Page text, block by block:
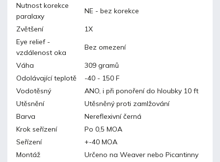
Nutnost korekce
paralaxy
NE - bez korekce
Zvětšení
1X
Eye relief -
vzdálenost oka
Bez omezení
Váha
309 gramů
Odolávající teplotě
-40 - 150 F
Vodotěsný
ANO, i při ponoření do hloubky 10 ft
Utěsnění
Utěsněný proti zamlžování
Barva
Nereflexivní černá
Krok seřízení
Po 0,5 MOA
Seřízení
+-40 MOA
Montáž
Určeno na Weaver nebo Picantinny